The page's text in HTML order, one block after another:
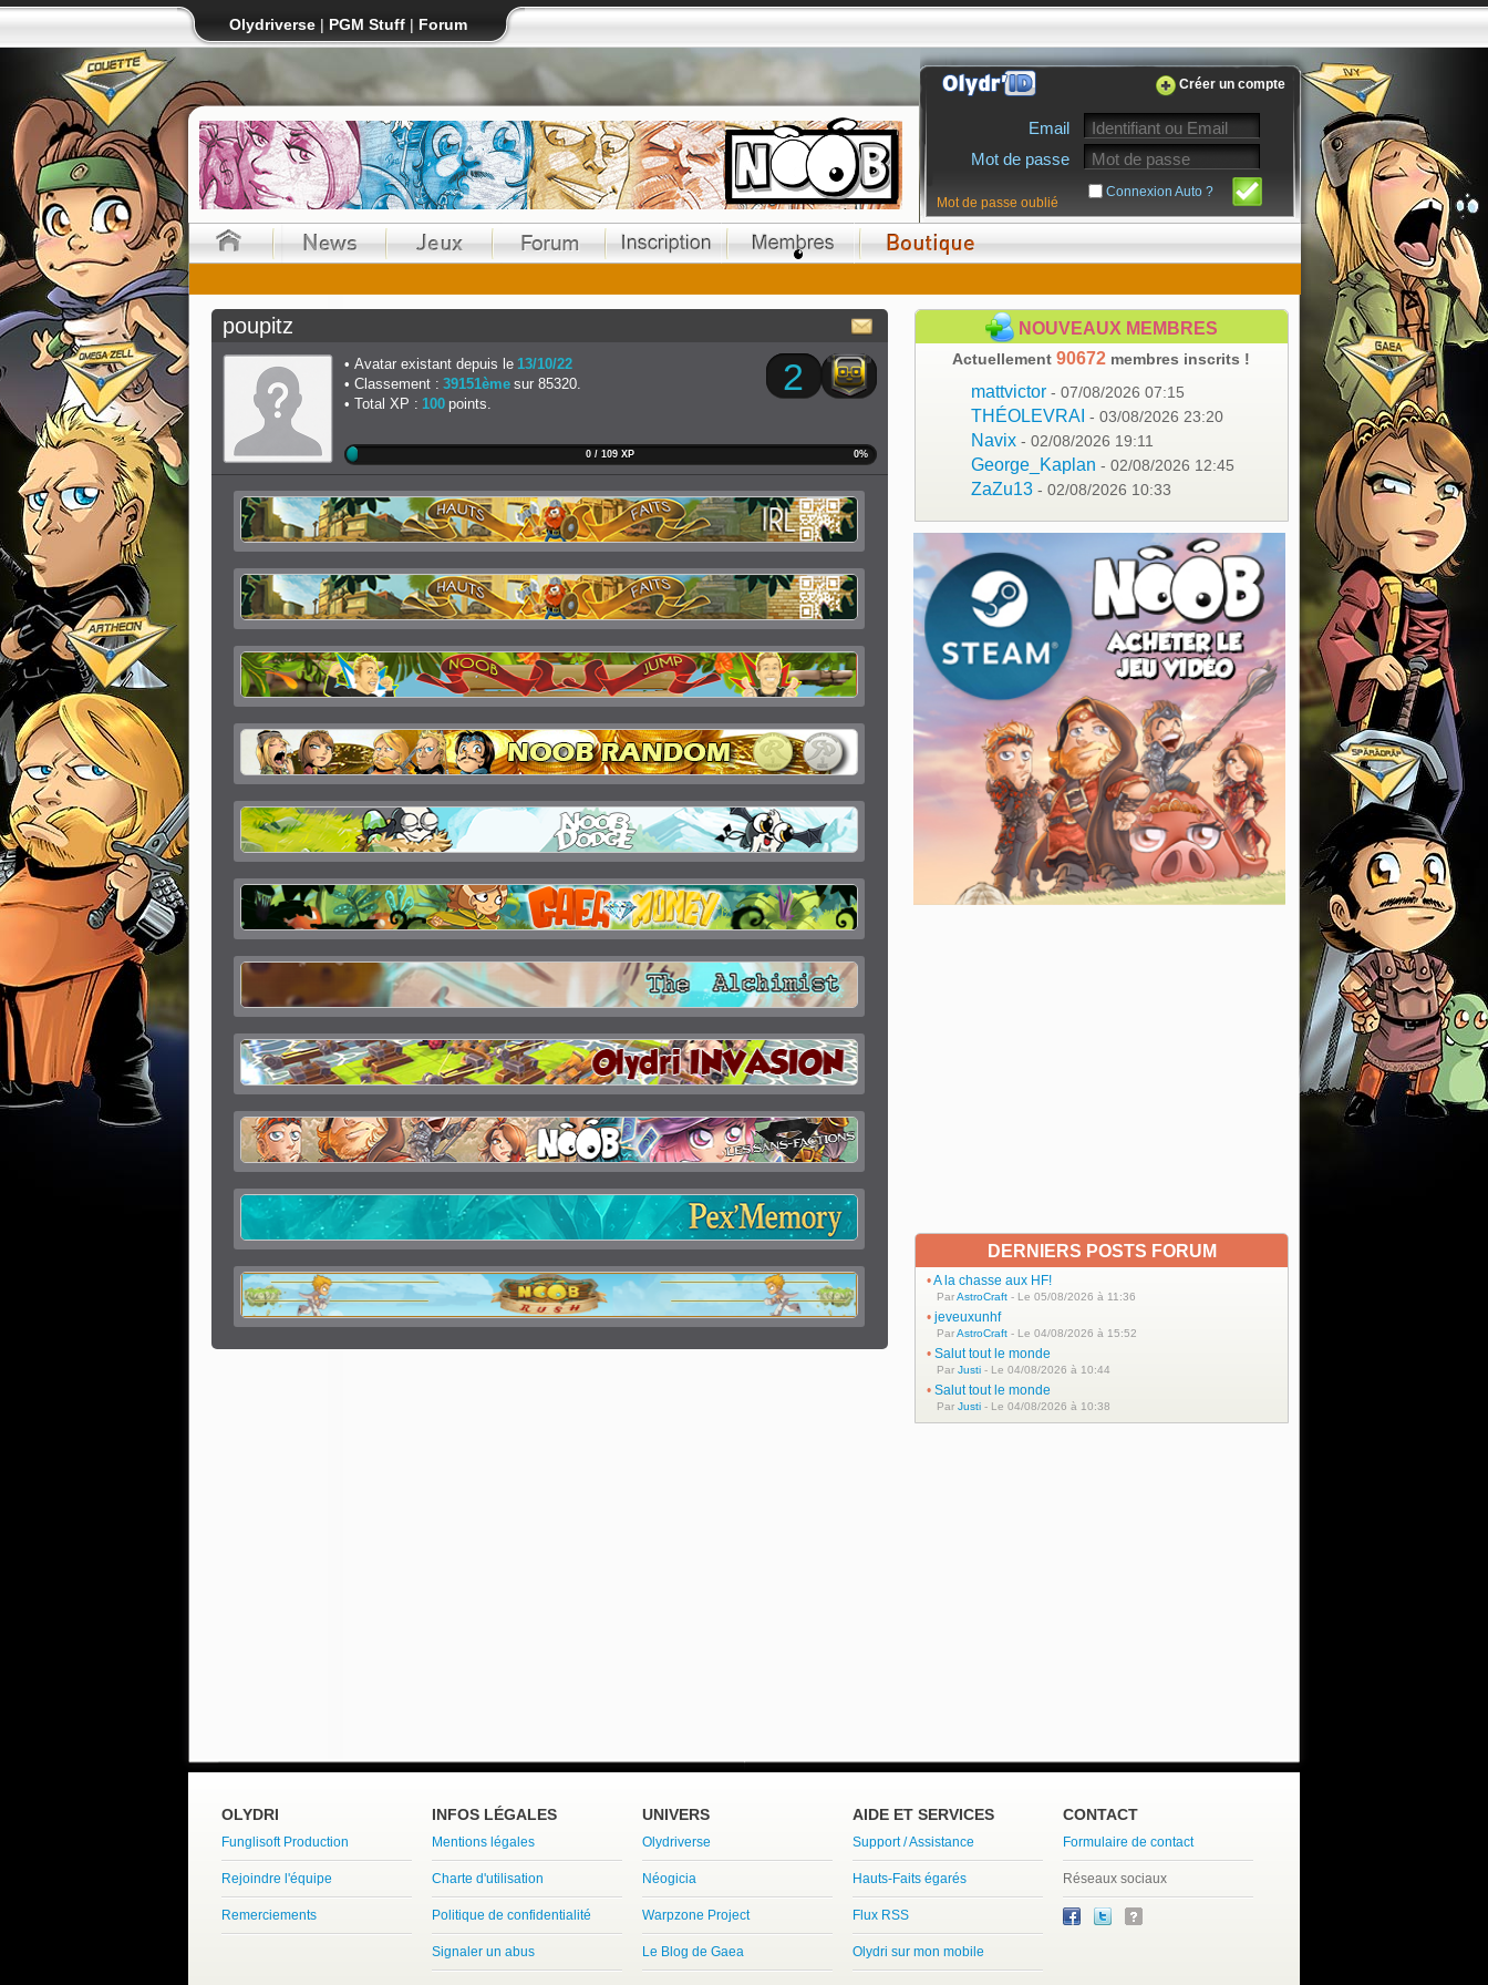
Olydriverse | PGM Stuff | Forum
Créer un compte
Email
Mot de passe
Connexion Auto ?
Mot de passe oublié
poupitz
Avatar existant depuis le 13/10/22
Classement : 39151ème sur 85320.
Total XP : 100 points.
2
0 / 109 XP 0%
NOUVEAUX MEMBRES
Actuellement 90672 membres inscrits !
mattvictor - 07/08/2026 07:15
THÉOLEVRAI - 03/08/2026 23:20
Navix - 02/08/2026 19:11
George_Kaplan - 02/08/2026 12:45
ZaZu13 - 02/08/2026 10:33
DERNIERS POSTS FORUM
•A la chasse aux HF!
ParAstroCraft - Le 05/08/2026 à 11:36
• jeveuxunhf
ParAstroCraft - Le 04/08/2026 à 15:52
• Salut tout le monde
Par Justi - Le 04/08/2026 à 10:44
• Salut tout le monde
Par Justi - Le 04/08/2026 à 10:38
OLYDRI
Funglisoft Production
Rejoindre l'équipe
Remerciements
INFOS LÉGALES
Mentions légales
Charte d'utilisation
Politique de confidentialité
Signaler un abus
UNIVERS
Olydriverse
Néogicia
Warpzone Project
Le Blog de Gaea
AIDE ET SERVICES
Support / Assistance
Hauts-Faits égarés
Flux RSS
Olydri sur mon mobile
CONTACT
Formulaire de contact
Réseaux sociaux